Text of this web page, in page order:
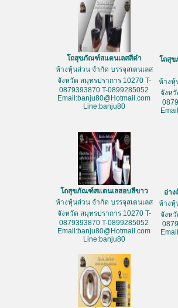
โถสุขภัณฑ์สแตนเลสสีดำ
ห้างหุ้นส่วน จำกัด บรรจุสเตนเลส
จังหวัด สมุทรปราการ 10270 T-
0879393870 T-0899285052
Email:banju80@Hotmail.com
Line:banju80
โถสุ
ห้างหุ้
จังห
โถสุขภัณฑ์สแตนเลสอบสีขาว
ห้างหุ้นส่วน จำกัด บรรจุสเตนเลส
จังหวัด สมุทรปราการ 10270 T-
0879393870 T-0899285052
Email:banju80@Hotmail.com
Line:banju80
อ่า
ห้างหุ้
จังห